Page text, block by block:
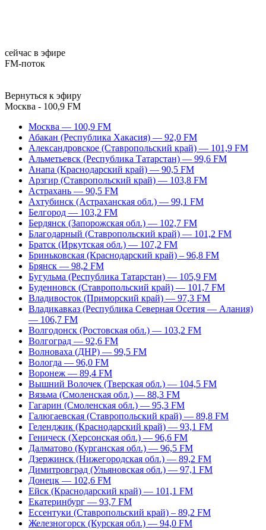
сейчас в эфире
FM-поток
Вернуться к эфиру
Москва - 100,9 FM
Москва — 100,9 FM
Абакан (Республика Хакасия) — 92,0 FM
Александровское (Ставропольский край) — 101,9 FM
Альметьевск (Республика Татарстан) — 99,6 FM
Анапа (Краснодарский край) — 90,5 FM
Арзгир (Ставропольский край) — 103,8 FM
Астрахань — 90,5 FM
Ахтубинск (Астраханская обл.) — 99,1 FM
Белгород — 103,2 FM
Бердянск (Запорожская обл.) — 102,7 FM
Благодарный (Ставропольский край) — 101,2 FM
Братск (Иркутская обл.) — 107,2 FM
Бриньковская (Краснодарский край) – 96,8 FM
Брянск — 98,2 FM
Бугульма (Республика Татарстан) — 105,9 FM
Буденновск (Ставропольский край) — 101,7 FM
Владивосток (Приморский край) — 97,3 FM
Владикавказ (Республика Северная Осетия — Алания)
— 106,7 FM
Волгодонск (Ростовская обл.) — 103,2 FM
Волгоград — 92,6 FM
Волноваха (ДНР) — 99,5 FM
Вологда — 96,0 FM
Воронеж — 89,4 FM
Вышний Волочек (Тверская обл.) — 104,5 FM
Вязьма (Смоленская обл.) — 88,3 FM
Гагарин (Смоленская обл.) — 95,3 FM
Галюгаевская (Ставропольский край) — 89,8 FM
Геленджик (Краснодарский край) — 93,1 FM
Геническ (Херсонская обл.) — 96,6 FM
Далматово (Курганская обл.) — 96,5 FM
Дзержинск (Нижегородская обл.) — 89,2 FM
Димитровград (Ульяновская обл.) — 97,1 FM
Донецк — 102,6 FM
Ейск (Краснодарский край) — 101,1 FM
Екатеринбург — 93,7 FM
Ессентуки (Ставропольский край) – 89,2 FM
Железногорск (Курская обл.) — 94,0 FM